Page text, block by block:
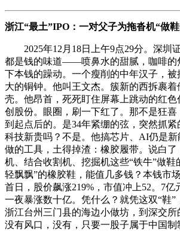
浙江“最土”IPO：一对父子为拖沓机“做
2025年12月18日上午9点29分。深圳
都是钱的味道——喷鼻水的甜腻，咖啡的
下本钱的躁动。一个瘦削的中年汉子，
大的铜钟。他叫王文杰。簇新的西拆裹
壳。他昂首，死死盯住屏幕上跳动的红
创股份。眼圈，刷一下红了。那不是狂
到起点后的。是34年紧绷的弦，突然抓
科技新贵吗？不是。他搞芯片、AI仍是
做的工具，土得掉渣：橡胶履带。说白
机、结合收割机、挖掘机这些“铁牛”做鞋
轻飘飘”的橡胶鞋，能值几多钱？本钱市
首日，股价飙涨219%，市值冲上52。7亿
一夜暴涨数十亿。凭什么？就凭这双“鞋”
浙江台州三门县的海边小做坊，到深交所
没有风口，没有，只要一股子属于中国制